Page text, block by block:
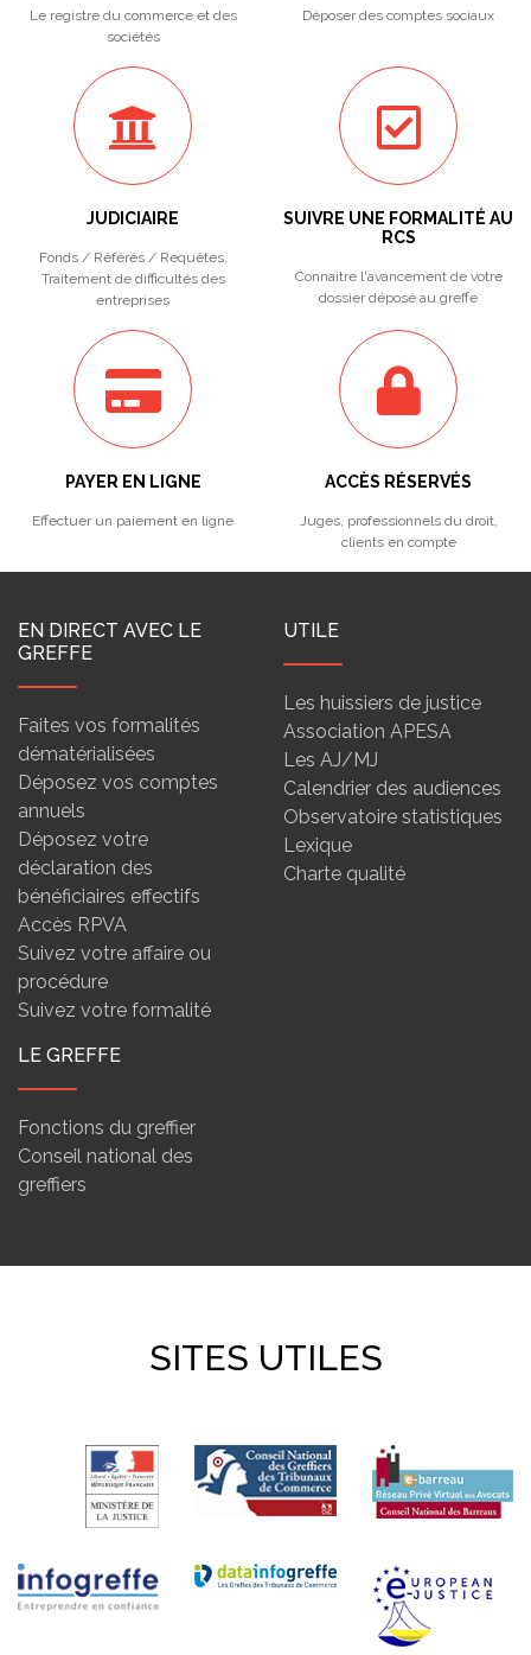
Le registre du commerce et des
sociétés
Déposer des comptes sociaux
JUDICIAIRE
Fonds / Référés / Requêtes.
Traitement de difficultés des
entreprises
SUIVRE UNE FORMALITÉ AU
RCS
Connaitre l'avancement de votre
dossier déposé au greffe
PAYER EN LIGNE
Effectuer un paiement en ligne
ACCÈS RÉSERVÉS
Juges, professionnels du droit,
clients en compte
EN DIRECT AVEC LE
GREFFE
Faites vos formalités
dématérialisées
Déposez vos comptes
annuels
Déposez votre
déclaration des
bénéficiaires effectifs
Accès RPVA
Suivez votre affaire ou
procédure
Suivez votre formalité
UTILE
Les huissiers de justice
Association APESA
Les AJ/MJ
Calendrier des audiences
Observatoire statistiques
Lexique
Charte qualité
LE GREFFE
Fonctions du greffier
Conseil national des
greffiers
SITES UTILES